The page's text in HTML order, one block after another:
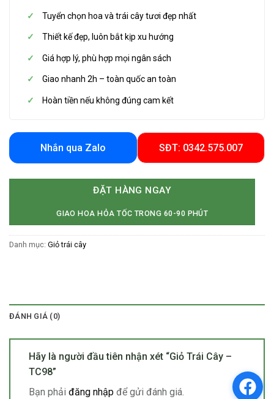
Tuyển chọn hoa và trái cây tươi đẹp nhất
Thiết kế đẹp, luôn bắt kịp xu hướng
Giá hợp lý, phù hợp mọi ngân sách
Giao nhanh 2h – toàn quốc an toàn
Hoàn tiền nếu không đúng cam kết
Nhắn qua Zalo SĐT: 0342.575.007
ĐẶT HÀNG NGAY
GIAO HOA HỎA TỐC TRONG 60-90 PHÚT
Danh mục: Giỏ trái cây
ĐÁNH GIÁ (0)
Hãy là người đầu tiên nhận xét “Giỏ Trái Cây –
TC98”
Bạn phải đăng nhập để gửi đánh giá.